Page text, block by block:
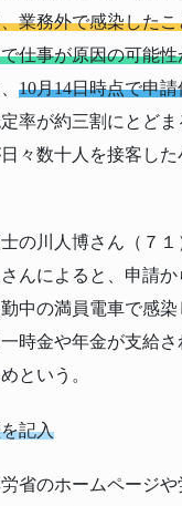
業務外で感染した
仕事が原因の可能
10月14日時点で申
率が約三割にとど
々数十人を接客し
の川人博さん（７
んによると、申請
中の満員電車で感
時金や年金が支給
という。
記入
省のホームページ